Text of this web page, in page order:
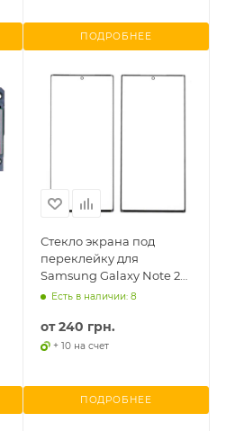
ПОДРОБНЕЕ
Стекло экрана под
переклейку для
Samsung Galaxy Note 20
Ultra N985
Есть в наличии: 8
от240 грн.
+ 10 на счет
ПОДРОБНЕЕ